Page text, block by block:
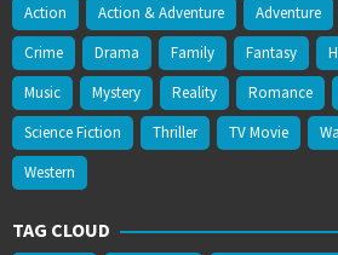
Action Action & Adventure Adventure
Crime
Drama Family Fantasy
Music
Mystery Reality Romance
Science Fiction
Thriller TV Movie
Western
TAG CLOUD